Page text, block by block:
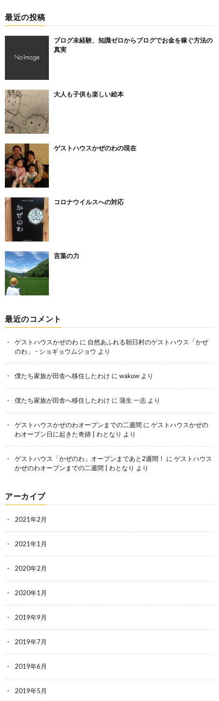
最近の投稿
ブログ未経験、知識ゼロからブログでお金を稼ぐ方法の
真実
大人も子供も楽しい絵本
ゲストハウスかぜのわの現在
コロナウイルスへの対応
言葉の力
最近のコメント
ゲストハウスかぜのわ に 自然あふれる朝日村のゲストハウス「かぜ
のわ」 - ショギョウムジョウ より
僕たち家族が田舎へ移住したわけ に wakuw より
僕たち家族が田舎へ移住したわけ に 蒲生 一志 より
ゲストハウスかぜのわオープンまでの二週間 に ゲストハウスかぜの
わオープン日に起きた奇跡 | わとなり より
ゲストハウス「かぜのわ」オープンまであと2週間！ に ゲストハウス
かぜのわオープンまでの二週間 | わとなり より
アーカイブ
2021年2月
2021年1月
2020年2月
2020年1月
2019年9月
2019年7月
2019年6月
2019年5月